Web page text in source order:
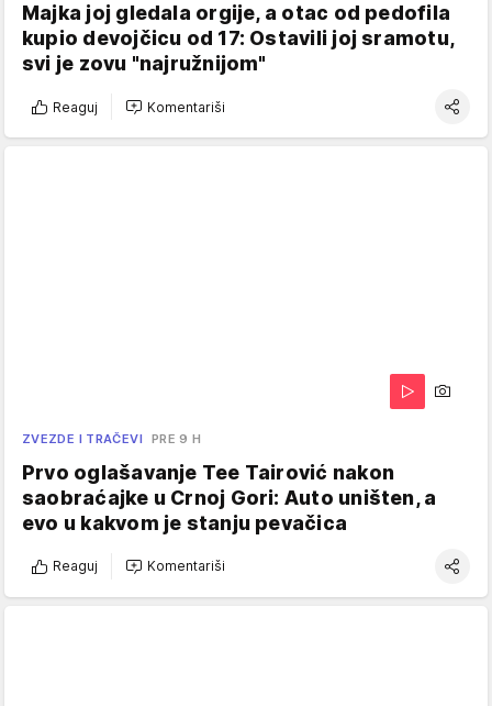
Majka joj gledala orgije, a otac od pedofila
kupio devojčicu od 17: Ostavili joj sramotu,
svi je zovu "najružnijom"
Reaguj Komentariši
ZVEZDE I TRAČEVI PRE 9 H
Prvo oglašavanje Tee Tairović nakon
saobraćajke u Crnoj Gori: Auto uništen, a
evo u kakvom je stanju pevačica
Reaguj Komentariši